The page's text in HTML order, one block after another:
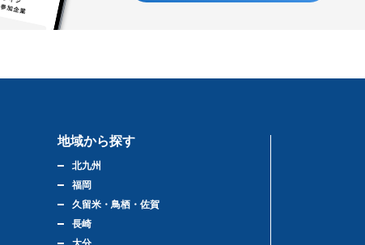
地域から探す
北九州
福岡
久留米・鳥栖・佐賀
長崎